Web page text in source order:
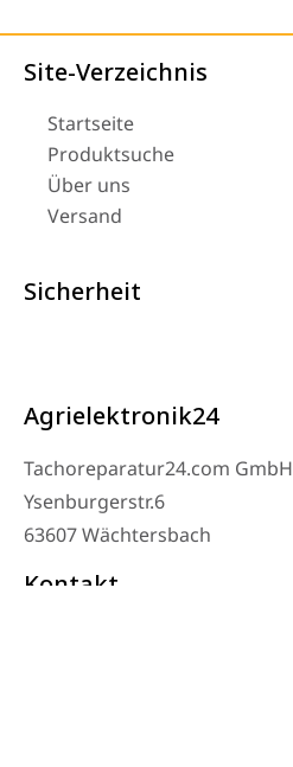
Site-Verzeichnis
Startseite
Produktsuche
Über uns
Versand
Sicherheit
Agrielektronik24
Tachoreparatur24.com GmbH
Ysenburgerstr.6
63607 Wächtersbach
Kontakt